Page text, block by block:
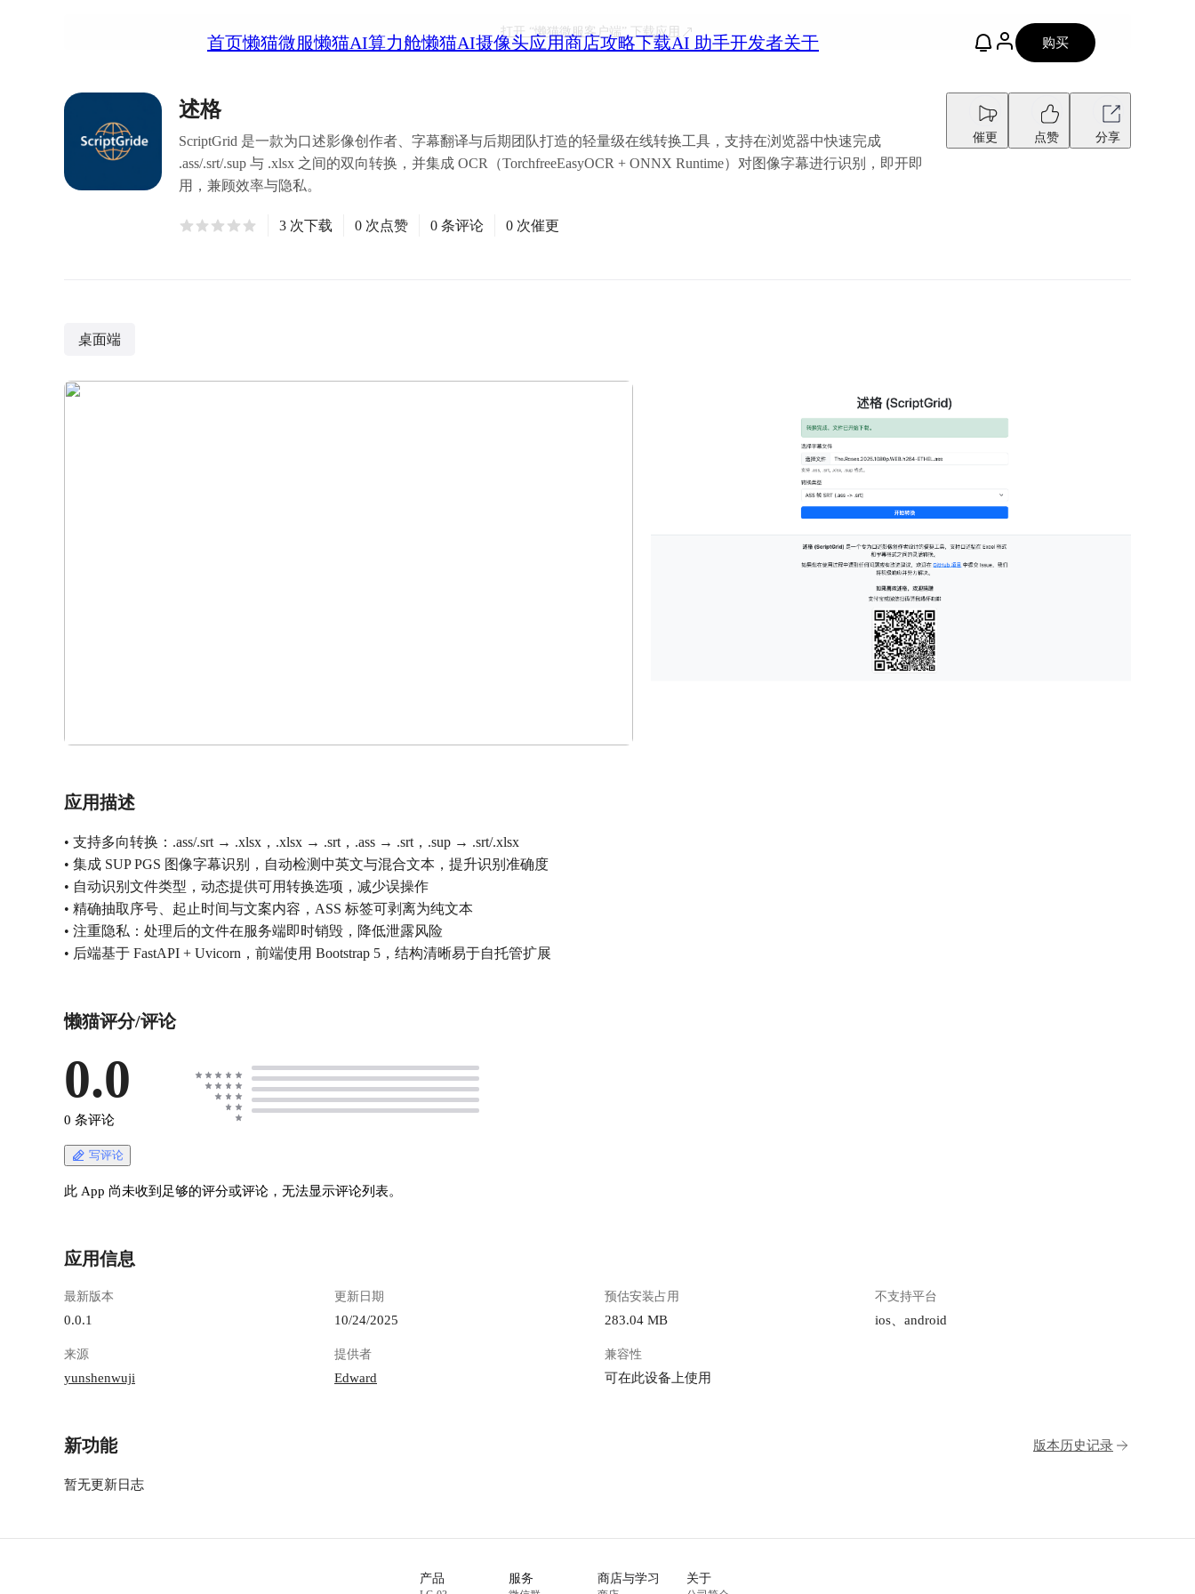
首页懒猫微服懒猫AI算力舱懒猫AI摄像头应用商店攻略下载AI 助手开发者关于 购买
打开 “懒猫微服客户端”下载应用
述格
ScriptGrid 是一款为口述影像创作者、字幕翻译与后期团队打造的轻量级在线转换工具，支持在浏览器中快速完成
.ass/.srt/.sup 与 .xlsx 之间的双向转换，并集成 OCR（TorchfreeEasyOCR + ONNX Runtime）对图像字幕进行识别，即开即
用，兼顾效率与隐私。
催更 点赞 分享
3 次下载 0 次点赞 0 条评论 0 次催更
桌面端
应用描述
• 支持多向转换：.ass/.srt → .xlsx，.xlsx → .srt，.ass → .srt，.sup → .srt/.xlsx
• 集成 SUP PGS 图像字幕识别，自动检测中英文与混合文本，提升识别准确度
• 自动识别文件类型，动态提供可用转换选项，减少误操作
• 精确抽取序号、起止时间与文案内容，ASS 标签可剥离为纯文本
• 注重隐私：处理后的文件在服务端即时销毁，降低泄露风险
• 后端基于 FastAPI + Uvicorn，前端使用 Bootstrap 5，结构清晰易于自托管扩展
懒猫评分/评论
0.0
0 条评论
写评论
此 App 尚未收到足够的评分或评论，无法显示评论列表。
应用信息
最新版本
0.0.1
更新日期
10/24/2025
预估安装占用
283.04 MB
不支持平台
ios、android
来源
yunshenwuji
提供者
Edward
兼容性
可在此设备上使用
新功能 版本历史记录
暂无更新日志
产品 服务 商店与学习 关于